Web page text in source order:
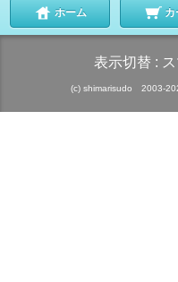
ホーム カ
表示切替 :
(c) shimarisudo 2003-